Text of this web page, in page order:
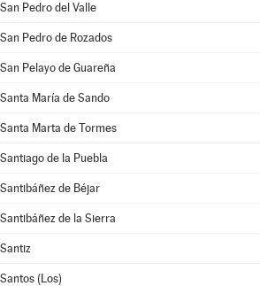
San Pedro del Valle
San Pedro de Rozados
San Pelayo de Guareña
Santa María de Sando
Santa Marta de Tormes
Santiago de la Puebla
Santibáñez de Béjar
Santibáñez de la Sierra
Santiz
Santos (Los)